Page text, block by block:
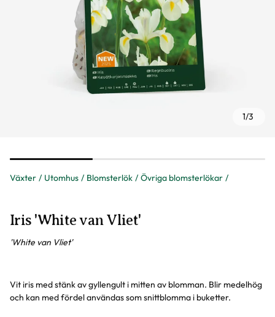
Växter Utomhus Blomsterlök Övriga blomsterlökar
1/3
Iris 'White van Vliet'
'White van Vliet'
Vit iris med stänk av gyllengult i mitten av blomman. Blir medelhög
och kan med fördel användas som snittblomma i buketter.